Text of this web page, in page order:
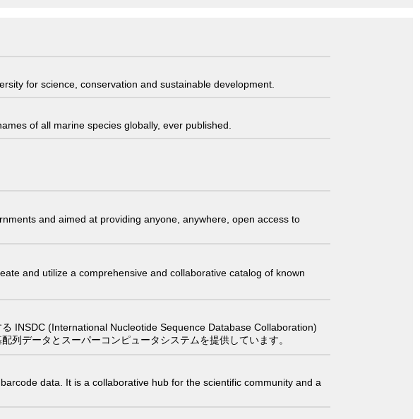
for science, conservation and sustainable development.
of all marine species globally, ever published.
and aimed at providing anyone, anywhere, open access to
and utilize a comprehensive and collaborative catalog of known
INSDC (International Nucleotide Sequence Database Collaboration)
列データとスーパーコンピュータシステムを提供しています。
data. It is a collaborative hub for the scientific community and a